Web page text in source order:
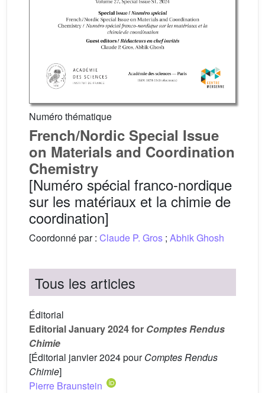
Numéro thématique
French/Nordic Special Issue
on Materials and Coordination
Chemistry
[Numéro spécial franco-nordique
sur les matériaux et la chimie de
coordination]
Coordonné par : Claude P. Gros ; Abhik Ghosh
Tous les articles
Éditorial
Editorial January 2024 for Comptes Rendus
Chimie
[Éditorial janvier 2024 pourComptes Rendus
Chimie]
Pierre Braunstein